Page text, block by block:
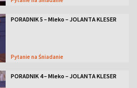
PORADNIK 5 – Mleko – JOLANTA KLESER
Pytanie na Śniadanie
PORADNIK 4 – Mleko – JOLANTA KLESER